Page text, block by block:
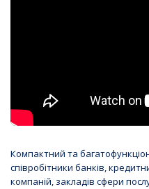
Компактний та
співробітники банків,
компаній, закладів сфери